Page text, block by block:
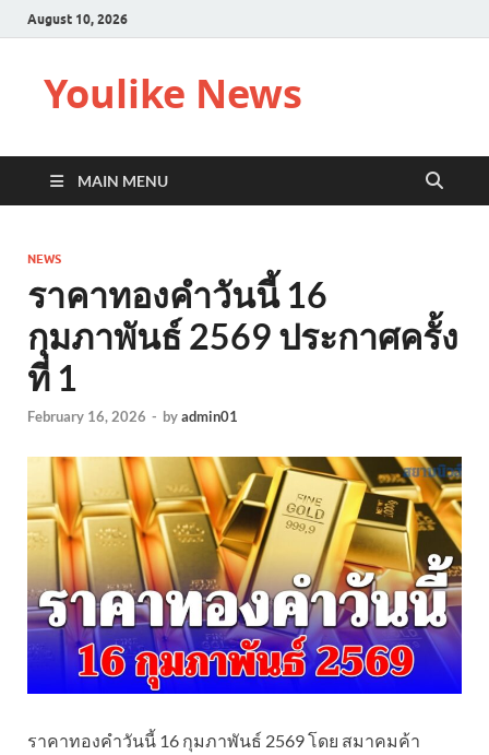
August 10, 2026
Youlike News
MAIN MENU
NEWS
ราคาทองคำวันนี้ 16
กุมภาพันธ์ 2569 ประกาศครั้ง
ที่ 1
February 16, 2026 - byadmin01
ราคาทองคำวันนี้ 16 กุมภาพันธ์ 2569 โดย สมาคมค้า